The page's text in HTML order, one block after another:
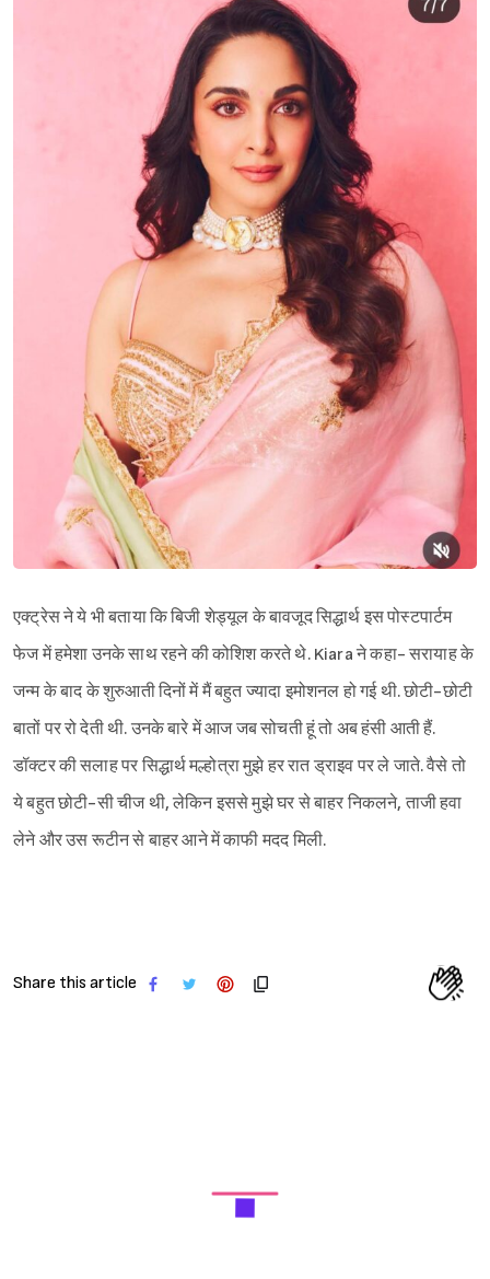
एक्ट्रेस ने ये भी बताया कि बिजी शेड्यूल के बावजूद सिद्धार्थ इस पोस्टपार्टम
फेज में हमेशा उनके साथ रहने की कोशिश करते थे. Kiara ने कहा- सरायाह के
जन्म के बाद के शुरुआती दिनों में मैं बहुत ज्यादा इमोशनल हो गई थी. छोटी-छोटी
बातों पर रो देती थी. उनके बारे में आज जब सोचती हूं तो अब हंसी आती हैं.
डॉक्टर की सलाह पर सिद्धार्थ मल्होत्रा मुझे हर रात ड्राइव पर ले जाते. वैसे तो
ये बहुत छोटी-सी चीज थी, लेकिन इससे मुझे घर से बाहर निकलने, ताजी हवा
लेने और उस रूटीन से बाहर आने में काफी मदद मिली.
Share this article